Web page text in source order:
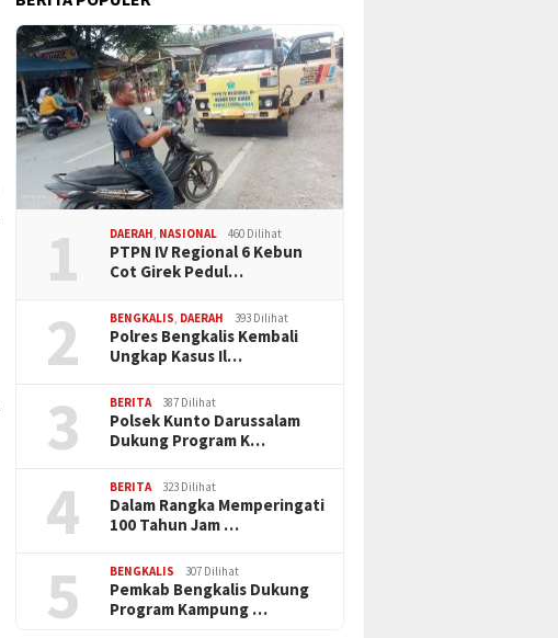
1 DAERAH, NASIONAL 460 Dilihat
PTPN IV Regional 6 Kebun
Cot Girek Pedul…
2 BENGKALIS, DAERAH 393 Dilihat
Polres Bengkalis Kembali
Ungkap Kasus Il…
3 BERITA 387 Dilihat
Polsek Kunto Darussalam
Dukung Program K…
4 BERITA 323 Dilihat
Dalam Rangka Memperingati
100 Tahun Jam …
5 BENGKALIS 307 Dilihat
Pemkab Bengkalis Dukung
Program Kampung …